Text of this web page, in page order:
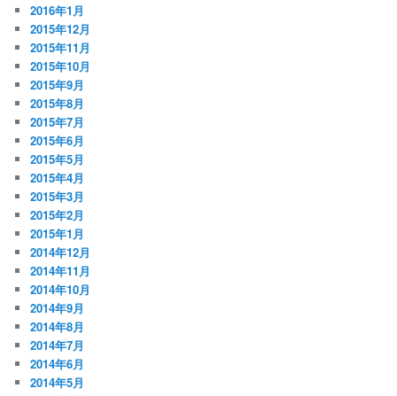
2016年1月
2015年12月
2015年11月
2015年10月
2015年9月
2015年8月
2015年7月
2015年6月
2015年5月
2015年4月
2015年3月
2015年2月
2015年1月
2014年12月
2014年11月
2014年10月
2014年9月
2014年8月
2014年7月
2014年6月
2014年5月